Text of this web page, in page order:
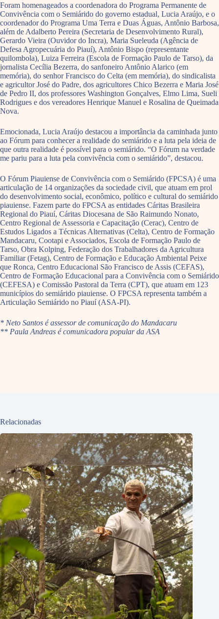
Foram homenageados a coordenadora do Programa Permanente de
Convivência com o Semiárido do governo estadual, Lucia Araújo, e o
coordenador do Programa Uma Terra e Duas Águas, Antônio Barbosa,
além de Adalberto Pereira (Secretaria de Desenvolvimento Rural),
Gerardo Vieira (Ouvidor do Incra), Maria Sueleuda (Agência de
Defesa Agropecuária do Piauí), Antônio Bispo (representante
quilombola), Luiza Ferreira (Escola de Formação Paulo de Tarso), da
jornalista Cecília Bezerra, do sanfoneiro Antônio Alarico (em
memória), do senhor Francisco do Celta (em memória), do sindicalista
e agricultor José do Padre, dos agricultores Chico Bezerra e Maria José
de Pedro II, dos professores Washington Gonçalves, Elmo Lima, Sueli
Rodrigues e dos vereadores Henrique Manuel e Rosalina de Queimada
Nova.
Emocionada, Lucia Araújo destacou a importância da caminhada junto
ao Fórum para conhecer a realidade do semiárido e a luta pela ideia de
que outra realidade é possível para o semiárido. “O Fórum na verdade
me pariu para a luta pela convivência com o semiárido”, destacou.
O Fórum Piauiense de Convivência com o Semiárido (FPCSA) é uma
articulação de 14 organizações da sociedade civil, que atuam em prol
do desenvolvimento social, econômico, político e cultural do semiárido
piauiense. Fazem parte do FPCSA as entidades Cáritas Brasileira
Regional do Piauí, Cáritas Diocesana de São Raimundo Nonato,
Centro Regional de Assessoria e Capacitação (Cerac), Centro de
Estudos Ligados a Técnicas Alternativas (Celta), Centro de Formação
Mandacaru, Cootapi e Associados, Escola de Formação Paulo de
Tarso, Obra Kolping, Federação dos Trabalhadores da Agricultura
Familiar (Fetag), Centro de Formação e Educação Ambiental Peixe
que Ronca, Centro Educacional São Francisco de Assis (CEFAS),
Centro de Formação Educacional para a Convivência com o Semiárido
(CEFESA) e Comissão Pastoral da Terra (CPT), que atuam em 123
municípios do semiárido piauiense. O FPCSA representa também a
Articulação Semiárido no Piauí (ASA-PI).
* Neto Santos é assessor de comunicação do Mandacaru
** Paula Andreas é comunicadora popular da ASA
Relacionadas